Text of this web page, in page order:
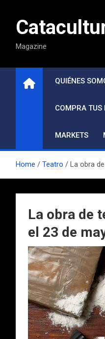
contenido
Magazine
QUIÉNES
COMPRA TUS
MARKETS
Home Teatro La obra
La obra de
el 23 de